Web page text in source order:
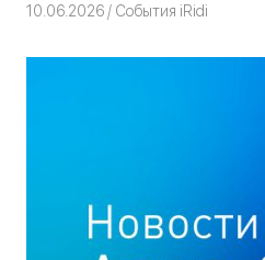
10.06.2026 Команда iRidium mobile
События iRidi